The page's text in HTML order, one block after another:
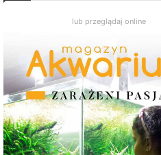
lub przeglądaj online